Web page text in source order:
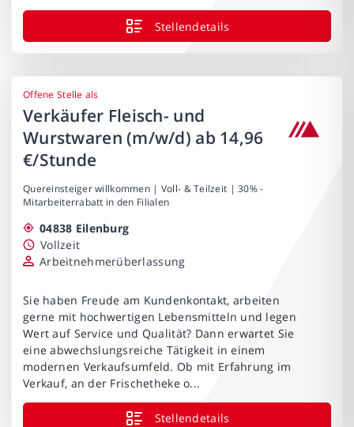
Stellendetails
Offene Stelle als
Verkäufer Fleisch- und
Wurstwaren (m/w/d) ab 14,96
€/Stunde
Quereinsteiger willkommen | Voll- & Teilzeit | 30% -
Mitarbeiterrabatt in den Filialen
04838 Eilenburg
Vollzeit
Arbeitnehmerüberlassung
Sie haben Freude am Kundenkontakt, arbeiten
gerne mit hochwertigen Lebensmitteln und legen
Wert auf Service und Qualität? Dann erwartet Sie
eine abwechslungsreiche Tätigkeit in einem
modernen Verkaufsumfeld. Ob mit Erfahrung im
Verkauf, an der Frischetheke o...
Stellendetails